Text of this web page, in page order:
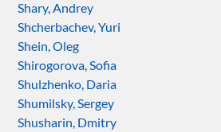
Shary, Andrey
Shcherbachev, Yuri
Shein, Oleg
Shirogorova, Sofia
Shulzhenko, Daria
Shumilsky, Sergey
Shusharin, Dmitry